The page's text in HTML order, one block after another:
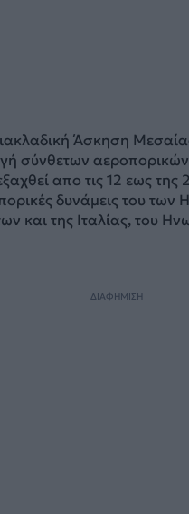
Άσκηση
σύνθετων
απο τις 12 εως
δυνάμεις του των
και της Ιταλίας, του
ΔΙΑΦΗΜΙΣΗ